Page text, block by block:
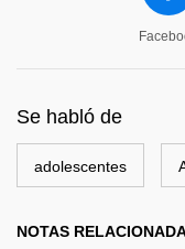
Se habló de
adolescentes
NOTAS